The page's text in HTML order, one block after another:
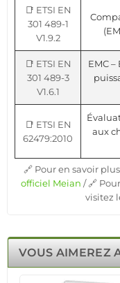
📑 ETSI EN
301 489-1
V1.9.2
📑 ETSI EN
301 489-3
V1.6.1
EMC
📑 ETSI EN
62479:2010
aux
🔗 Pour en savoir
officiel Meian / 🔗
visitez
VOUS AIMEREZ